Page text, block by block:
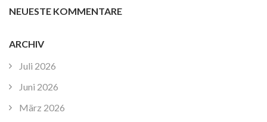
NEUESTE KOMMENTARE
ARCHIV
Juli 2026
Juni 2026
März 2026